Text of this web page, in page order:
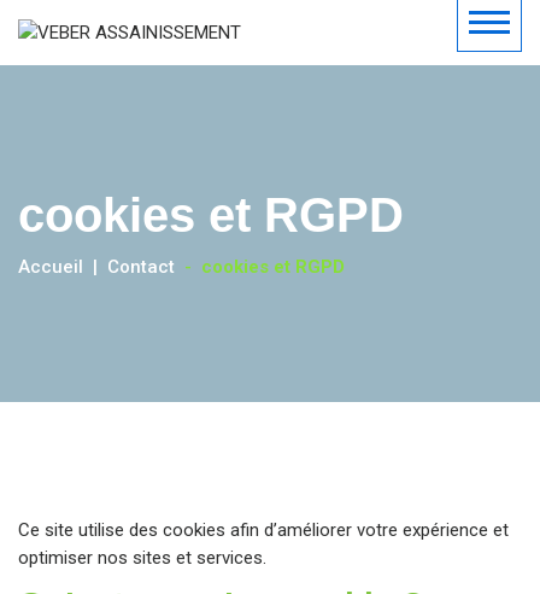
cookies et RGPD
Accueil Contact - cookies et RGPD
Ce site utilise des cookies afin d’améliorer votre expérience et
optimiser nos sites et services.